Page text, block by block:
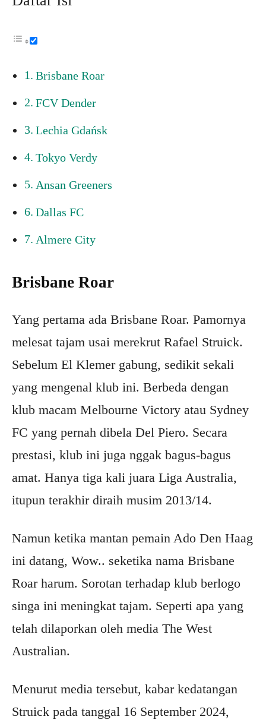
Brisbane Roar
FCV Dender
Lechia Gdańsk
Tokyo Verdy
Ansan Greeners
Dallas FC
Almere City
Brisbane Roar
Yang pertama ada Brisbane Roar. Pamornya
melesat tajam usai merekrut Rafael Struick.
Sebelum El Klemer gabung, sedikit sekali
yang mengenal klub ini. Berbeda dengan
klub macam Melbourne Victory atau Sydney
FC yang pernah dibela Del Piero. Secara
prestasi, klub ini juga nggak bagus-bagus
amat. Hanya tiga kali juara Liga Australia,
itupun terakhir diraih musim 2013/14.
Namun ketika mantan pemain Ado Den Haag
ini datang, Wow.. seketika nama Brisbane
Roar harum. Sorotan terhadap klub berlogo
singa ini meningkat tajam. Seperti apa yang
telah dilaporkan oleh media The West
Australian.
Menurut media tersebut, kabar kedatangan
Struick pada tanggal 16 September 2024,